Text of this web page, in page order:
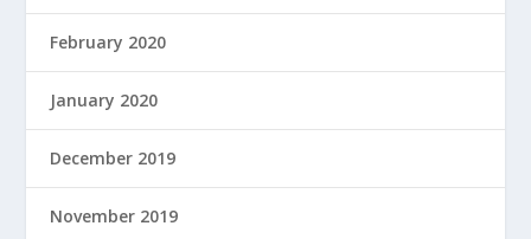
February 2020
January 2020
December 2019
November 2019